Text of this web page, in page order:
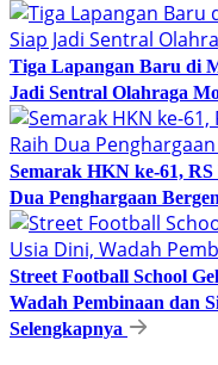
Tiga Lapangan Baru di
Jadi Sentral Olahraga
Semarak HKN ke-61,
Dua Penghargaan
Street Football School
Wadah Pembinaan dan
Selengkapnya